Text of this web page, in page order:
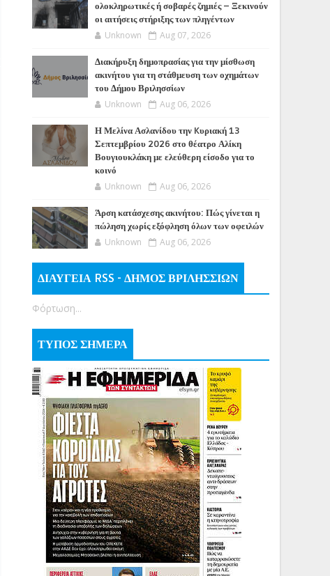
ολοκληρωτικές ή σοβαρές ζημιές – Ξεκινούν
οι αιτήσεις στήριξης των πληγέντων
Unknown Aug 07, 2026
Διακήρυξη δημοπρασίας για την μίσθωση
ακινήτου για τη στάθμευση των οχημάτων
του Δήμου Βριλησσίων
Unknown Aug 06, 2026
Η Μελίνα Ασλανίδου την Kυριακή 13
Σεπτεμβρίου 2026 στο θέατρο Αλίκη
Βουγιουκλάκη με ελεύθερη είσοδο για το
κοινό
Unknown Aug 06, 2026
Άρση κατάσχεσης ακινήτου: Πώς γίνεται η
πώληση χωρίς εξόφληση όλων των οφειλών
Unknown Aug 06, 2026
ΔΙΑΥΓΕΙΑ RSS - ΔΗΜΟΣ ΒΡΙΛΗΣΣΙΩΝ
Φόρτωση...
ΤΥΠΟΣ ΣΗΜΕΡΑ